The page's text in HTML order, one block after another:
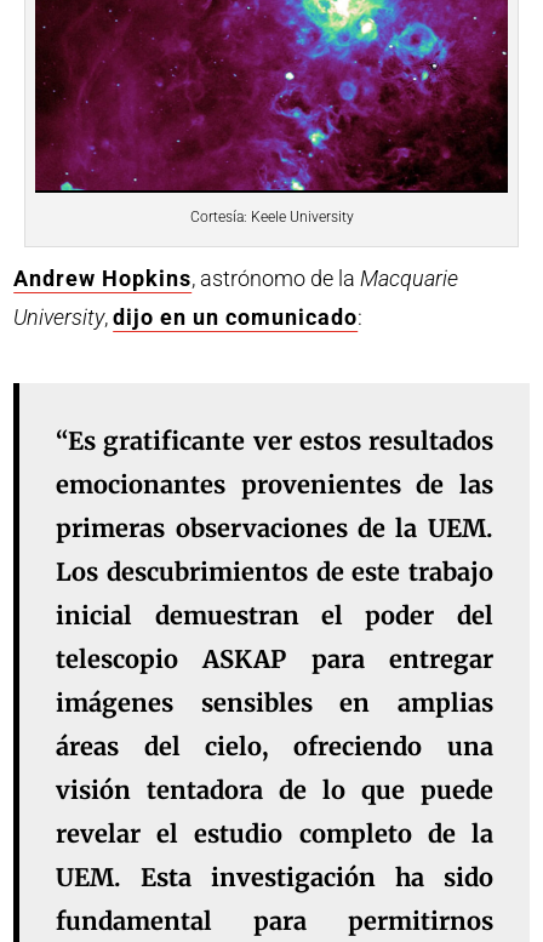
Cortesía: Keele University
Andrew Hopkins, astrónomo de laMacquarie
University,dijo en un comunicado:
“Es gratificante ver estos resultados
emocionantes provenientes de las
primeras observaciones de la UEM.
Los descubrimientos de este trabajo
inicial demuestran el poder del
telescopio ASKAP para entregar
imágenes sensibles en amplias
áreas del cielo, ofreciendo una
visión tentadora de lo que puede
revelar el estudio completo de la
UEM. Esta investigación ha sido
fundamental para permitirnos